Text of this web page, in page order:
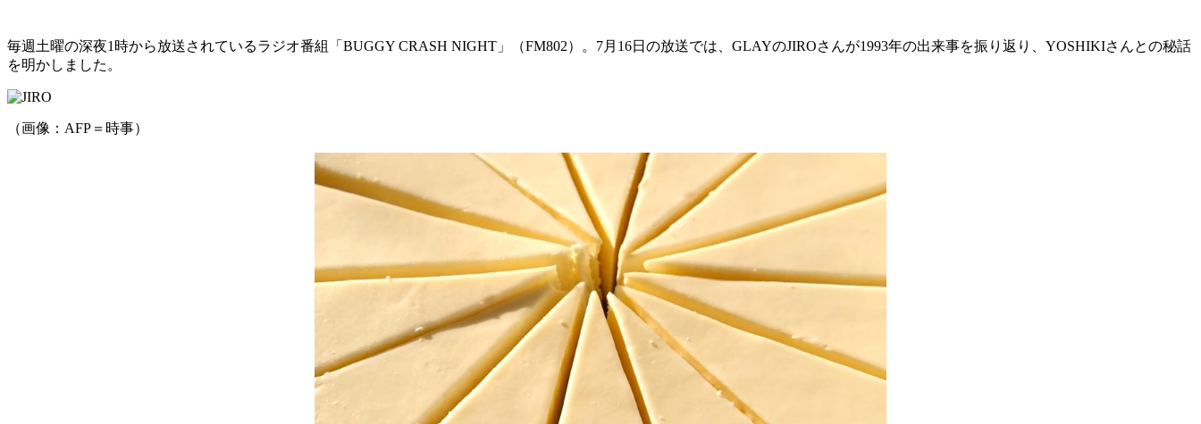
毎週土曜の深夜1時から放送されているラジオ番組「BUGGY CRASH NIGHT」（FM802）。7月16日の放送では、GLAYのJIROさんが1993年の出来事を振り返り、YOSHIKIさんとの秘話
を明かしました。
（画像：AFP＝時事）